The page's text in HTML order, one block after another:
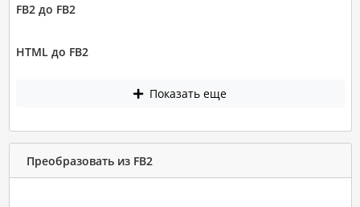
FB2 до FB2
HTML до FB2
Показать еще
Преобразовать из FB2